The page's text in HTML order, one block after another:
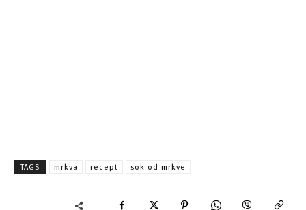
TAGS mrkva recept sok od mrkve